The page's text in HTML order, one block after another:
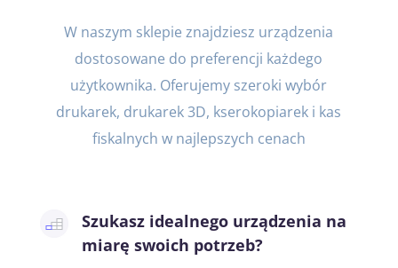
W naszym sklepie znajdziesz urządzenia
dostosowane do preferencji każdego
użytkownika. Oferujemy szeroki wybór
drukarek, drukarek 3D, kserokopiarek i kas
fiskalnych w najlepszych cenach
Szukasz idealnego urządzenia na
miarę swoich potrzeb?